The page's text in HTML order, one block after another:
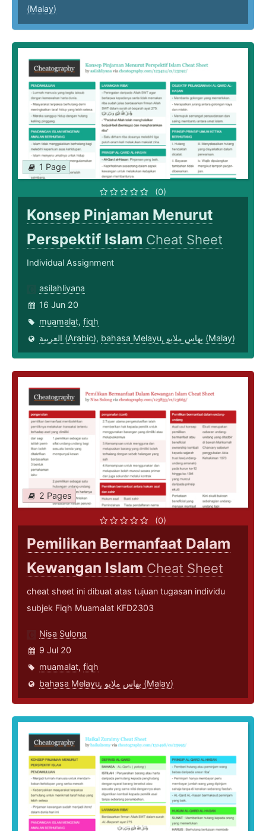
(Malay)
1 Page
(0)
Konsep Pinjaman Menurut
Perspektif Islam Cheat Sheet
Individual Assignment
asilahliyana
16 Jun 20
muamalat, fiqh
العربية (Arabic), bahasa Melayu, بهاس ملايو‎ (Malay)
2 Pages
(0)
Pemilikan Bermanfaat Dalam
Kewangan Islam Cheat Sheet
cheat sheet ini dibuat atas tujuan tugasan individu
subjek Fiqh Muamalat KFD2303
Nisa Sulong
9 Jul 20
muamalat, fiqh
bahasa Melayu, بهاس ملايو‎ (Malay)